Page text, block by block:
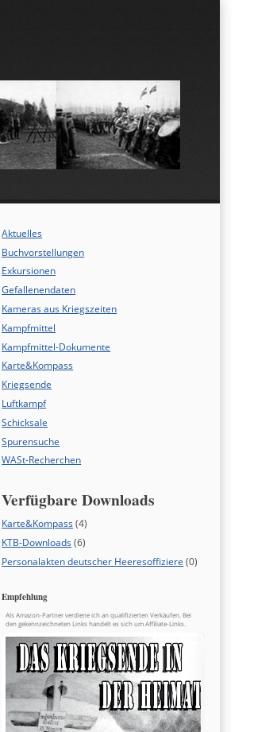
Aktuelles
Buchvorstellungen
Exkursionen
Gefallenendaten
Kameras aus Kriegszeiten
Kampfmittel
Kampfmittel-Dokumente
Karte&Kompass
Kriegsende
Luftkampf
Schicksale
Spurensuche
WASt-Recherchen
Verfügbare Downloads
Karte&Kompass (4)
KTB-Downloads (6)
Personalakten deutscher Heeresoffiziere (0)
Empfehlung
Als Amazon-Partner verdiene ich an qualifizierten Verkäufen. Bei
den gekennzeichneten Links handelt es sich um Affiliate-Links.